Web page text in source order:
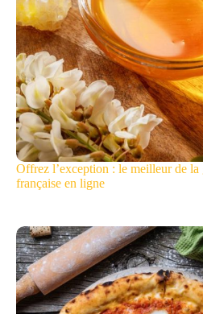
Offrez l’exception : le meilleur de la
française en ligne